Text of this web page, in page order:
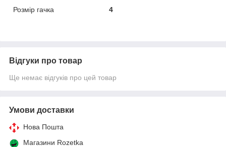
Розмір гачка
4
Відгуки про товар
Ще немає відгуків про цей товар
Умови доставки
Нова Пошта
Магазини Rozetka